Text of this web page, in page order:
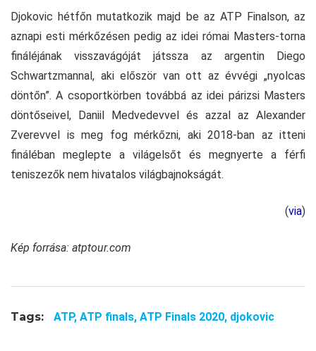
Djokovic hétfőn mutatkozik majd be az ATP Finalson, az
aznapi esti mérkőzésen pedig az idei római Masters-torna
fináléjának visszavágóját játssza az argentin Diego
Schwartzmannal, aki először van ott az évvégi „nyolcas
döntőn”. A csoportkörben továbbá az idei párizsi Masters
döntőseivel, Daniil Medvedevvel és azzal az Alexander
Zverevvel is meg fog mérkőzni, aki 2018-ban az itteni
fináléban meglepte a világelsőt és megnyerte a férfi
teniszezők nem hivatalos világbajnokságát.
(via)
Kép forrása: atptour.com
Tags: ATP, ATP finals, ATP Finals 2020, djokovic